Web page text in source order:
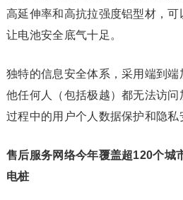
高延伸率和高抗拉强度铝型材，可
让电池安全底气十足。
独特的信息安全体系，采用端到
他任何人（包括极越）都无法访
过程中的用户个人数据保护和隐私
售后服务网络今年覆盖超120个城
电桩